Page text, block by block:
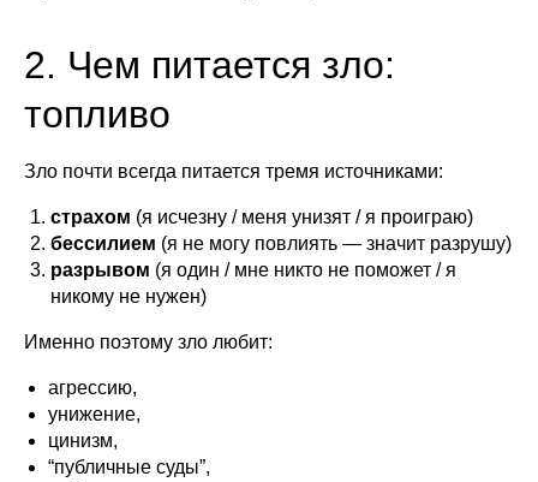
2. Чем питается зло:
топливо
Зло почти всегда питается тремя источниками:
страхом (я исчезну / меня унизят / я проиграю)
бессилием (я не могу повлиять — значит разрушу)
разрывом (я один / мне никто не поможет / я
никому не нужен)
Именно поэтому зло любит:
агрессию,
унижение,
цинизм,
“публичные суды”,